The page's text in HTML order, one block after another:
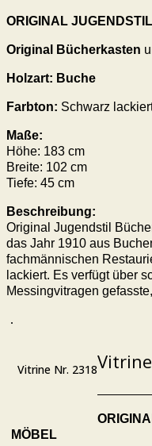
ORIGINAL
Original Bücherkasten
Holzart: Buche
Farbton: Schwarz
Maße:
Höhe: 183 cm
Breite: 102 cm
Tiefe: 45 cm
Beschreibung:
Original Jugendstil
das Jahr 1910 aus
fachmännischen
lackiert. Es verfügt über
Messingvitragen
Vitrine Nr. 2318
MÖBEL